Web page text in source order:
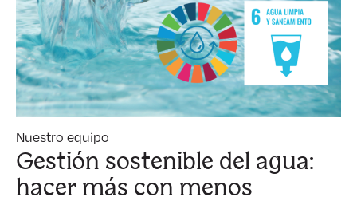
Nuestro equipo
Gestión sostenible del agua:
hacer más con menos